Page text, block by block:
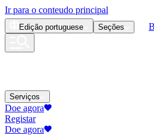
Ir para o conteudo principal
Edição portuguese Seções
Serviços
Doe agora
Registar
Doe agora